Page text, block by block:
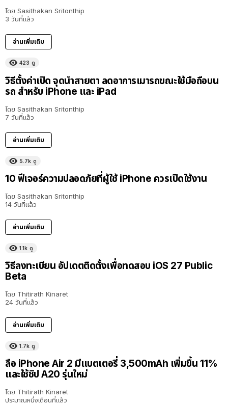
โดย Sasithakan Sritonthip
3 วันที่แล้ว
อ่านเพิ่มเติม
423 ดู
วิธีตั้งค่าเปิด จุดนำสายตา ลดอาการเมารถขณะใช้มือถือบน
รถ สำหรับ iPhone และ iPad
โดย Sasithakan Sritonthip
7 วันที่แล้ว
อ่านเพิ่มเติม
5.7k ดู
10 ฟีเจอร์ความปลอดภัยที่ผู้ใช้ iPhone ควรเปิดใช้งาน
โดย Sasithakan Sritonthip
14 วันที่แล้ว
อ่านเพิ่มเติม
1.1k ดู
วิธีลงทะเบียน อัปเดตติดตั้งเพื่อทดสอบ iOS 27 Public
Beta
โดย Thitirath Kinaret
24 วันที่แล้ว
อ่านเพิ่มเติม
1.7k ดู
ลือ iPhone Air 2 มีแบตเตอรี่ 3,500mAh เพิ่มขึ้น 11%
และใช้ชิป A20 รุ่นใหม่
โดย Thitirath Kinaret
ประมาณหนึ่งเดือนที่แล้ว